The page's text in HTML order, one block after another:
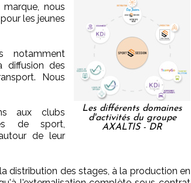
Les différents domaines
d'activités du groupe
AXALTIS - DR
nous
les jeunes
notamment
diffusion des
Nous
aux clubs
de sport,
de leur
distribution des stages, à la production en